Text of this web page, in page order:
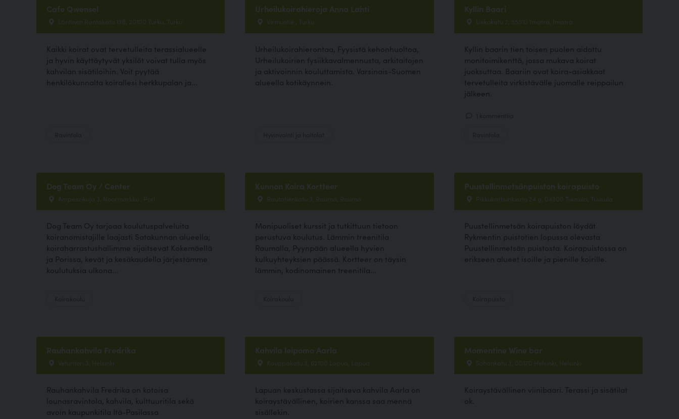
Cafe Qwensel
Läntinen Rantakatu 13B, 20100 Turku, Turku
Kaikki koirat ovat tervetulleita terassialueelle
ja hyvin käyttäytyvät yksilöt voivat tulla myös
kahvilan sisätiloihin. Voit pyytää
henkilökunnalta koirallesi herkkupalan ja...
Urheilukoirahieroja Anna Lahti
Virmuntie , Turku
Urheilukoirahierontaa, Fyysistä kehonhuoltoa,
Urheilukoirien fysiikkavalmennusta, arkitaitojen
ja aktivoinnin kouluttamista. Varsinais-Suomen
alueella kotikäynnein.
Kyllin Baari
Liekokatu 2, 55510 Imatra, Imatra
Kyllin baarin tien toisen puolen aidattu
monitoimikenttä, jossa mukava koirat
juoksuttaa. Baariin ovat koira-asiakkaat
tervetulleita virkistävälle juomalle reippailun
jälkeen.
Dog Team Oy / Center
Ampeerikuja 3, Noormarkku , Pori
Dog Team Oy tarjoaa koulutuspalveluita
koiranomistajille laajasti Satakunnan alueella;
koiraharrastushallimme sijaitsevat Kokemäellä
ja Porissa, kevät ja kesäkaudella järjestämme
koulutuksia ulkona...
Kunnon Koira Kortteer
Rautatienkatu 3, Rauma, Rauma
Monipuoliset kurssit ja tutkittuun tietoon
perustuva koulutus. Lämmin treenitila
Raumalla, Pyynpään alueella hyvien
kulkuyhteyksien päässä. Kortteer on täysin
lämmin, kodinomainen treenitila...
Puustellinmetsänpuiston koirapuisto
Pikkukarhunkierto 24 g, 04300 Tuusula, Tuusula
Puustellinmetsän koirapuiston löydät
Rykmentin puistotien lopussa olevasta
Puustellinmetsän puistosta. Koirapuistossa on
erikseen alueet isoille ja pienille koirille.
Rauhankahvila Fredrika
Veturitori 3, Helsinki
Rauhankahvila Fredrika on kotoisa
lounasravintola, kahvila, kulttuuritila sekä
avoin kaupunkitila Itä-Pasilassa
Kahvila leipomo Aarla
Kauppakatu 3, 62100 Lapua, Lapua
Lapuan keskustassa sijaitseva kahvila Aarla on
koiraystävällinen, koirien kanssa saa mennä
sisällekin.
Momentine Wine bar
Sofiankatu 3, 00170 Helsinki, Helsinki
Koiraystävällinen viinibaari. Terassi ja sisätilat
ok.